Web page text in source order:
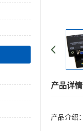
产品详情
产品介绍：